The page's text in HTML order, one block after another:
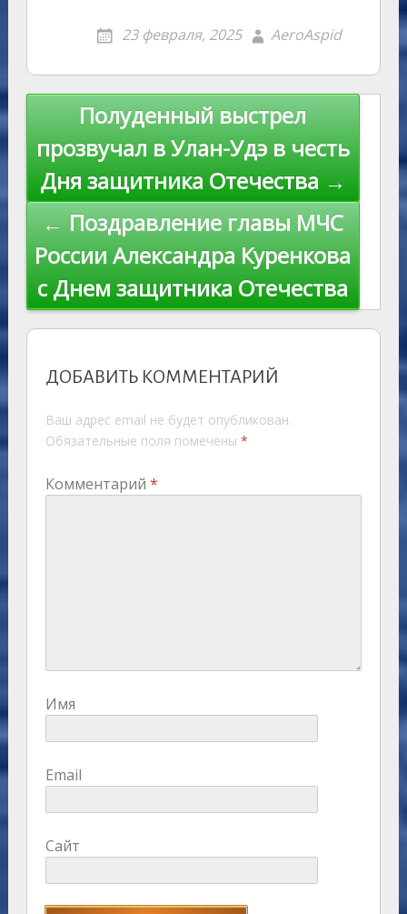
kl
as
s
ni
ki
er u
r
n
al
a
m
A
p
p
e u
er
st
er ai
l
p
y
Li
n
k
23 февраля, 2025 AeroAspid
Навигация
записям
Полуденный выстрел
прозвучал в Улан-Удэ в честь
Дня защитника Отечества →
← Поздравление главы МЧС
России Александра Куренкова
с Днем защитника Отечествa
ДОБАВИТЬ КОММЕНТАРИЙ
Ваш адрес email не будет опубликован.
Обязательные поля помечены *
Комментарий *
Имя
Email
Сайт